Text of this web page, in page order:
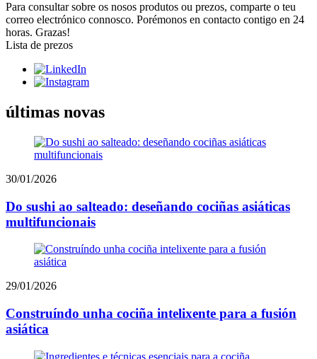
Para consultar sobre os nosos produtos ou prezos, comparte o teu
correo electrónico connosco. Porémonos en contacto contigo en 24
horas. Grazas!
Lista de prezos
últimas novas
30/01/2026
Do sushi ao salteado: deseñando cociñas asiáticas
multifuncionais
29/01/2026
Construíndo unha cociña intelixente para a fusión
asiática